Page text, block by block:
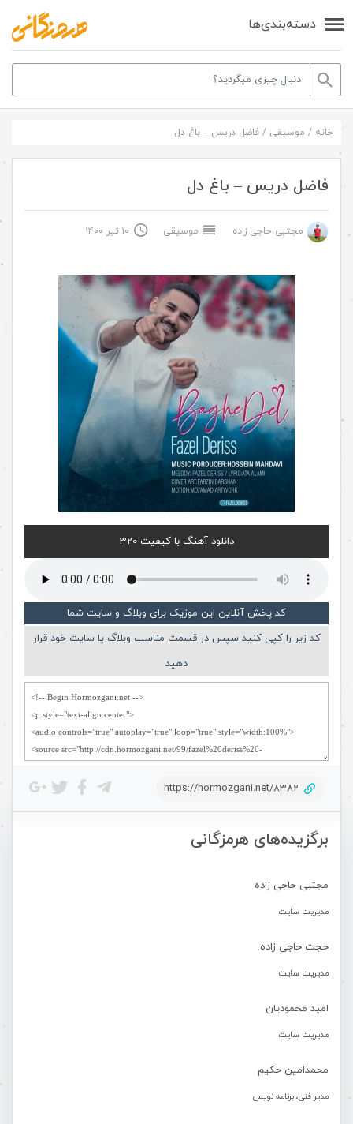
دسته‌بندی‌ها
برگزیده‌های هرمزگانی
مجتبی حاجی زاده
مدیریت سایت
حجت حاجی زاده
مدیریت سایت
امید محمودیان
مدیریت سایت
محمدامین حکیم
مدیر فنی، برنامه نویس
خانه / موسیقی / فاضل دریس – باغ دل
فاضل دریس – باغ دل
مجتبی حاجی زاده موسیقی ۱۰ تیر ۱۴۰۰
دانلود آهنگ با کیفیت 320
کد پخش آنلاین این موزیک برای وبلاگ و سایت شما
کد زیر را کپی کنید سپس در قسمت مناسب وبلاگ یا سایت خود قرار
دهید
https://hormozgani.net/8382